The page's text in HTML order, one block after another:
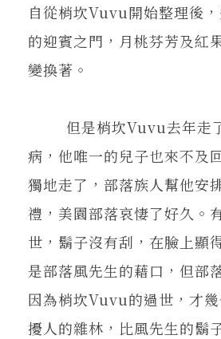
自從梢坎Vuvu開始整理後
的迎賓之門，月桃芬芳及紅
變換著。
但是梢坎Vuvu去年走了
病，他唯一的兒子也來不及
獨地走了，部落族人幫他安
禮，美園部落哀悽了好久。
世，鬍子沒有刮，在臉上顯
是部落風先生的藉口，但部
因為梢坎Vuvu的過世，才
擾人的雜林，比風先生的鬍